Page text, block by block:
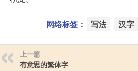
网络标签： 写法 汉字
上一篇
有意思的繁体字